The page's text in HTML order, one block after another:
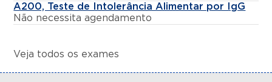
A200, Teste de Intolerância Alimentar por IgG
Não necessita agendamento
Veja todos os exames